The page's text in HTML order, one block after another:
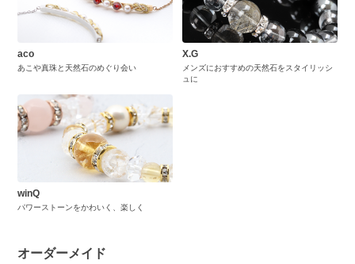
aco
あこや真珠と天然石のめぐり会い
X.G
メンズにおすすめの天然石をスタイリッシ
ュに
winQ
パワーストーンをかわいく、楽しく
オーダーメイド